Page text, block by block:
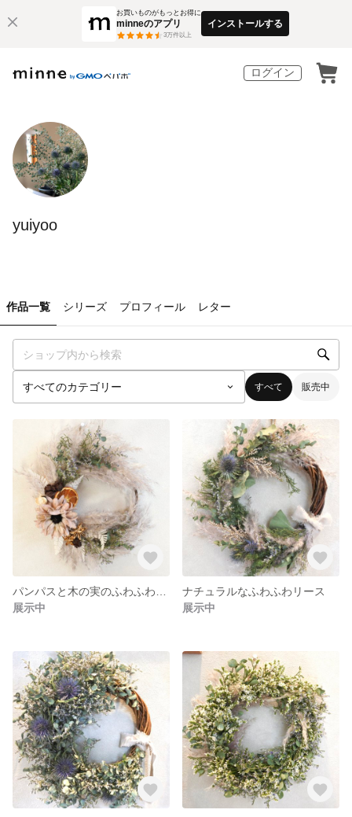
お買いものがもっとお得に
minneのアプリ
3万件以上
インストールする
ログイン
yuiyoo
作品一覧 シリーズ プロフィール レター
すべて 販売中
展示中
ナチュラルなふわふわリース
展示中